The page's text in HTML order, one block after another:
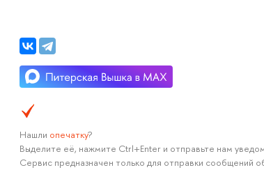
Нашли опечатку?
Выделите её, нажмите Ctrl+Enter и отправьте нам
Сервис предназначен только для отправки сообщений